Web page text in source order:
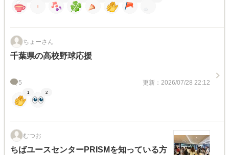
ちょーさん
千葉県の高校野球応援
5 更新：2026/07/28 22:12
1 2
むつお
ちばユースセンターPRISMを知っている方